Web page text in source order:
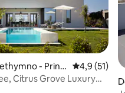
- Prino
Prosječna
4,9 (51)
Citrus Grove Luxury